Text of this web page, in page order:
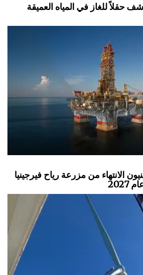
حقلاً للغاز في المياه العميقة
الانتهاء من مزرعة رياح فيرجينيا